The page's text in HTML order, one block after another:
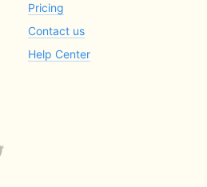
Pricing
Contact us
Help Center